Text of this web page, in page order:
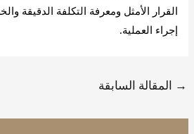
القرار الأمثل ومعرفة التكلفة الدقيقة
إجراء العملية.
→ المقالة السابقة